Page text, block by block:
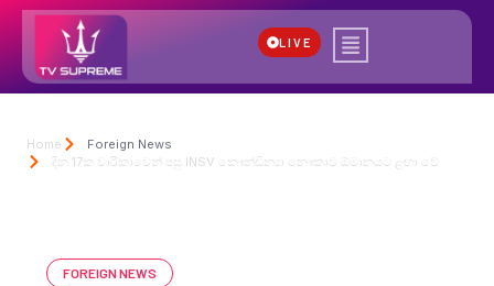
LIVE
Home
Foreign News
දින 17ක චාරිකාවෙන් පසු INSV කෞන්ඩින්‍යා නෞකාව ඕමානයට ළඟා වේ
FOREIGN NEWS